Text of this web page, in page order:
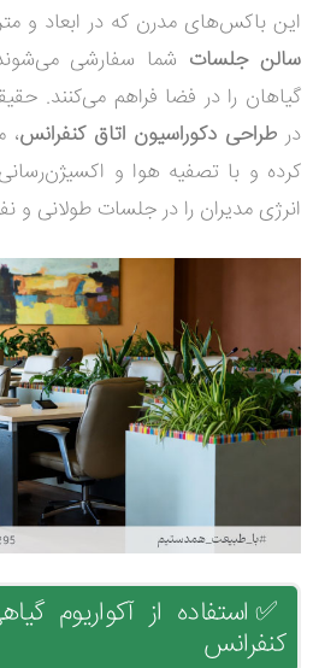
این باکس‌های مدرن که در ابعاد و
سالن جلسات شما سفارشی
گیاهان را در فضا فراهم می‌کنند.
در طراحی دکوراسیون اتاق کنفرانس،
کرده و با تصفیه هوا و
انرژی مدیران را در جلسات طولانی
✅ استفاده از آکواریوم
کنفرانس